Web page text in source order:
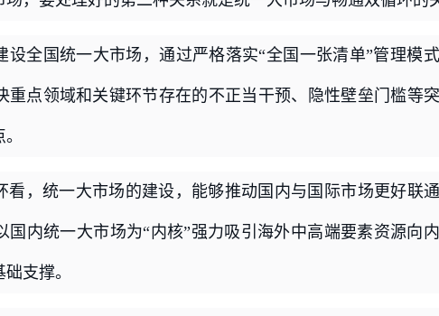
设全国统一大市场，通过严格落实“全国一张清单”管理模
重点领域和关键环节存在的不正当干预、隐性壁垒门槛等
看，统一大市场的建设，能够推动国内与国际市场更好联
国内统一大市场为“内核”强力吸引海外中高端要素资源向
支撑。